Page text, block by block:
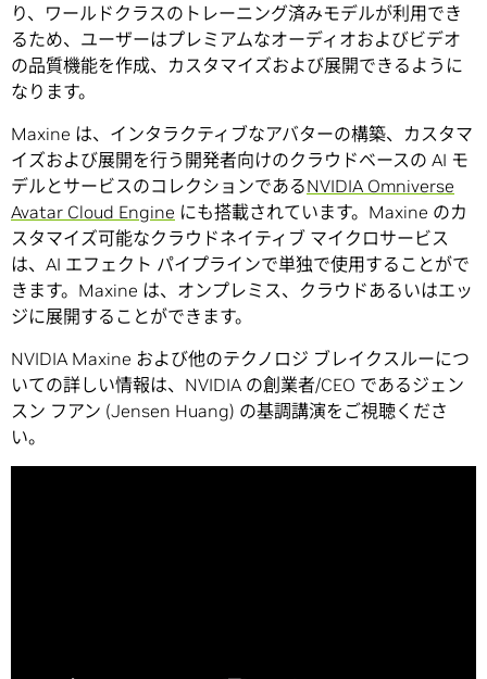
り、ワールドクラスのトレーニング済みモデルが利用でき
るため、ユーザーはプレミアムなオーディオおよびビデオ
の品質機能を作成、カスタマイズおよび展開できるように
なります。
Maxine は、インタラクティブなアバターの構築、カスタマ
イズおよび展開を行う開発者向けのクラウドベースの AI モ
デルとサービスのコレクションであるNVIDIA Omniverse
Avatar Cloud Engine にも搭載されています。Maxine のカ
スタマイズ可能なクラウドネイティブ マイクロサービス
は、AI エフェクト パイプラインで単独で使用することがで
きます。Maxine は、オンプレミス、クラウドあるいはエッ
ジに展開することができます。
NVIDIA Maxine および他のテクノロジ ブレイクスルーにつ
いての詳しい情報は、NVIDIA の創業者/CEO であるジェン
スン フアン (Jensen Huang) の基調講演をご視聴くださ
い。